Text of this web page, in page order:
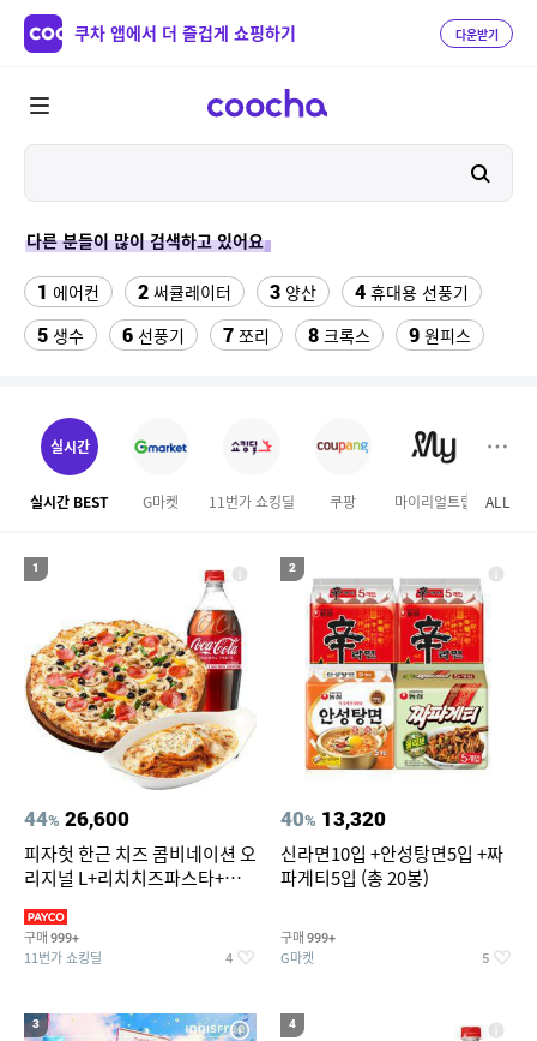
쿠차 앱에서 더 즐겁게 쇼핑하기 다운받기
다른 분들이 많이 검색하고 있어요
1 에어컨 2 써큘레이터 3 양산 4 휴대용 선풍기
5 생수 6 선풍기 7 쪼리 8 크록스 9 원피스
12 시마노 플레이즈 4000전동릴
14 미닫이 방충망 열무김치
17 성인용세발자전거중고 18 논가스 용접기 중고
자동차 햇빛가리개 창문걸이
ALL
실시간
실시간 BEST G마켓 11번가 쇼킹딜 쿠팡 마이리얼트립 이마
1
44% 26,600
피자헛 한근 치즈 콤비네이션 오
리지널 L+리치치즈파스타+콜
구매 999+
11번가 쇼킹딜 4
2
40% 13,320
신라면10입 +안성탕면5입 +짜
파게티5입 (총 20봉)
구매 999+
G마켓 5
3 4